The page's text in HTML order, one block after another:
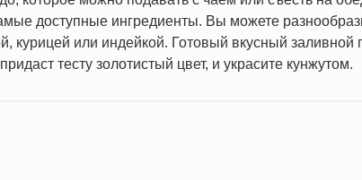
доступные ингредиенты. Вы можете
курицей или индейкой. Готовый вкусный
тесту золотистый цвет, и украсите кунжутом.